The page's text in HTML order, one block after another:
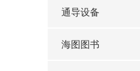
通导设备
海图图书